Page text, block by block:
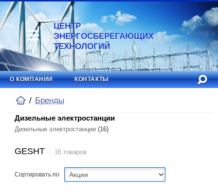
ЦЕНТР
ЭНЕРГОСБЕРЕГАЮЩИХ
ТЕХНОЛОГИЙ
О КОМПАНИИ КОНТАКТЫ
Бренды
Дизельные электростанции
Дизельные электростанции (16)
GESHT 16 товаров
Сортировать по